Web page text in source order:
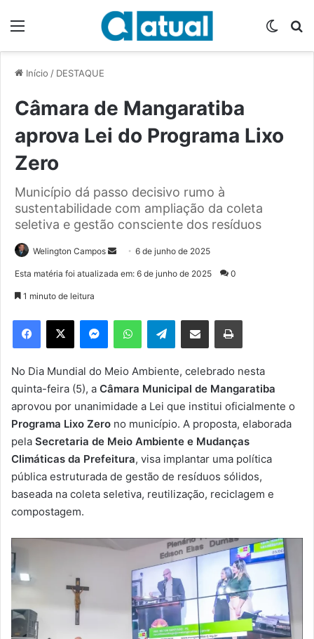
Início / DESTAQUE
Câmara de Mangaratiba
aprova Lei do Programa Lixo
Zero
Município dá passo decisivo rumo à
sustentabilidade com ampliação da coleta
seletiva e gestão consciente dos resíduos
Welington Campos
e
m
e
-
m
a
6 de junho de 2025
Esta matéria foi atualizada em: 6 de junho de 2025 0
1 minuto de leitura
Telegram
No Dia Mundial do Meio Ambiente, celebrado nesta
quinta-feira (5), a Câmara Municipal de Mangaratiba
aprovou por unanimidade a Lei que institui oficialmente o
Programa Lixo Zero no município. A proposta, elaborada
pela Secretaria de Meio Ambiente e Mudanças
Climáticas da Prefeitura, visa implantar uma política
pública estruturada de gestão de resíduos sólidos,
baseada na coleta seletiva, reutilização, reciclagem e
compostagem.